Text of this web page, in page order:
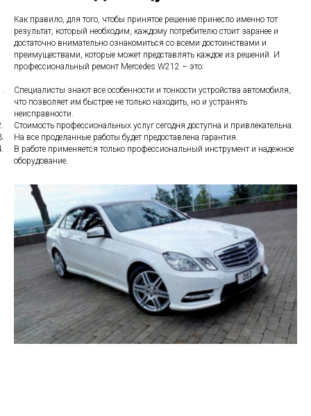
Как правило, для того, чтобы принятое решение принесло именно тот
результат, который необходим, каждому потребителю стоит заранее и
достаточно внимательно ознакомиться со всеми достоинствами и
преимуществами, которые может представлять каждое из решений. И
профессиональный ремонт Mercedes W212 – это:
Специалисты знают все особенности и тонкости устройства автомобиля,
что позволяет им быстрее не только находить, но и устранять
неисправности.
Стоимость профессиональных услуг сегодня доступна и привлекательна.
На все проделанные работы будет предоставлена гарантия.
В работе применяется только профессиональный инструмент и надежное
оборудование.